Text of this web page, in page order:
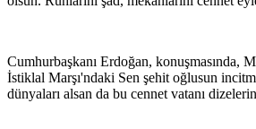
Cumhurbaşkanı Erdoğan, konuşmasında,
İstiklal Marşı'ndaki Sen şehit oğlusun
dünyaları alsan da bu cennet vatanı